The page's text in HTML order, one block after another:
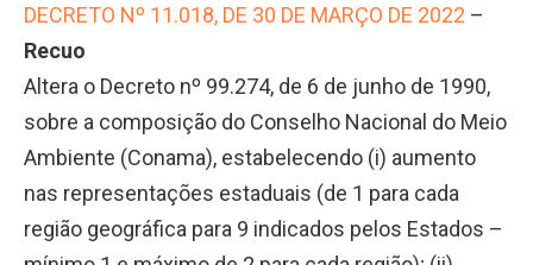
DECRETO Nº 11.018, DE 30 DE MARÇO DE 2022 –
Recuo
Altera o Decreto nº 99.274, de 6 de junho de 1990,
sobre a composição do Conselho Nacional do Meio
Ambiente (Conama), estabelecendo (i) aumento
nas representações estaduais (de 1 para cada
região geográfica para 9 indicados pelos Estados –